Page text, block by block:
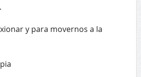
y para movernos a la